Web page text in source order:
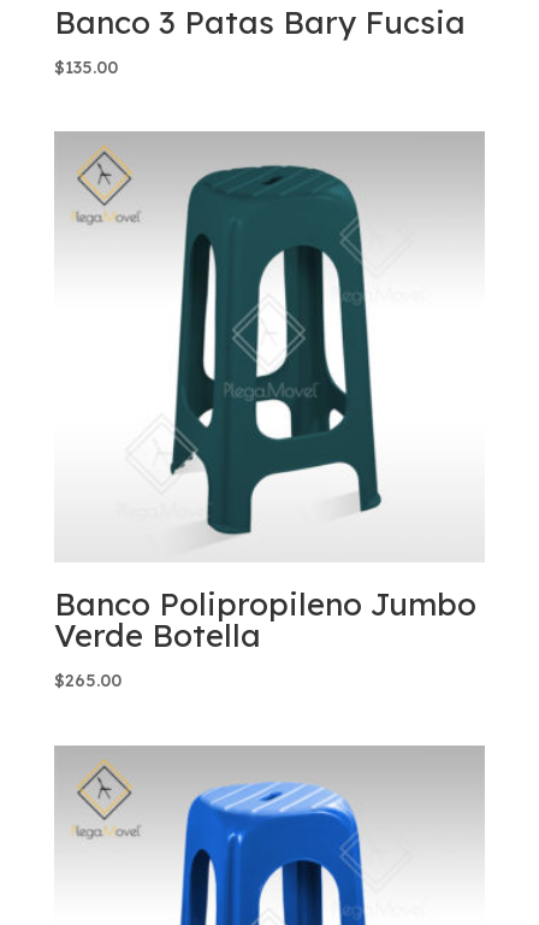
Banco 3 Patas Bary Fucsia
$135.00
Banco Polipropileno Jumbo
Verde Botella
$265.00